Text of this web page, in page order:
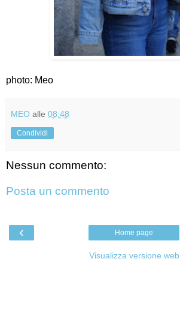
photo: Meo
MEO alle 08:48
Condividi
Nessun commento:
Posta un commento
‹ Home page
Visualizza versione web